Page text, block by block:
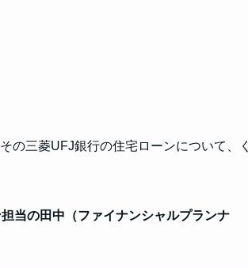
の三菱UFJ銀行の住宅ローンについて、く
当の田中（ファイナンシャルプランナ